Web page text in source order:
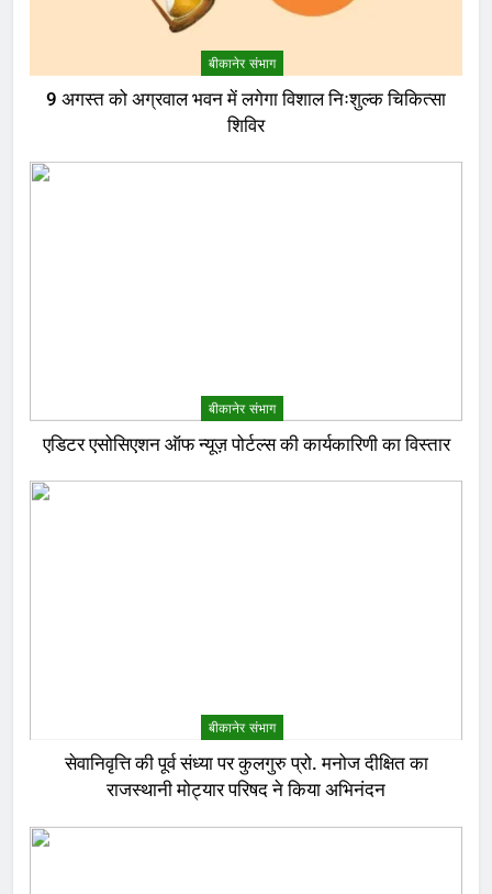
बीकानेर संभाग
9 अगस्त को अग्रवाल भवन में लगेगा विशाल निःशुल्क चिकित्सा
शिविर
बीकानेर संभाग
एडिटर एसोसिएशन ऑफ न्यूज़ पोर्टल्स की कार्यकारिणी का विस्तार
बीकानेर संभाग
सेवानिवृत्ति की पूर्व संध्या पर कुलगुरु प्रो. मनोज दीक्षित का
राजस्थानी मोट्यार परिषद ने किया अभिनंदन